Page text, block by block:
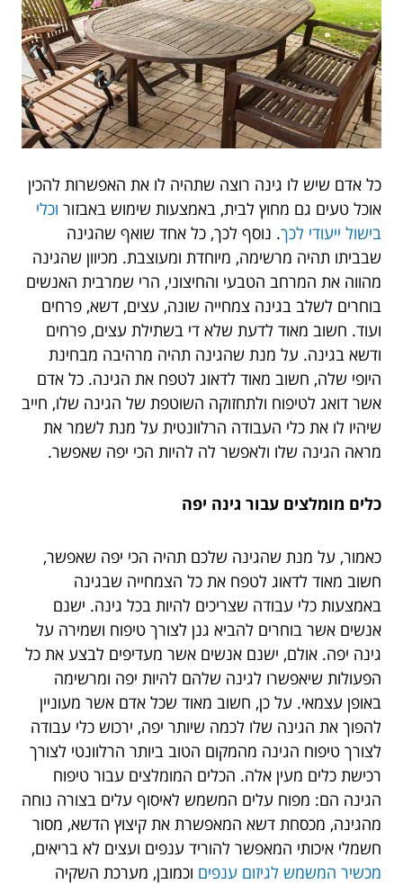
כל אדם שיש לו גינה רוצה שתהיה לו את האפשרות להכין
אוכל טעים גם מחוץ לבית, באמצעות שימוש באבזור וכלי
בישול ייעודי לכך. נוסף לכך, כל אחד שואף שהגינה
שבביתו תהיה מרשימה, מיוחדת ומעוצבת. מכיוון שהגינה
מהווה את המרחב הטבעי והחיצוני, הרי שמרבית האנשים
בוחרים לשלב בגינה צמחייה שונה, עצים, דשא, פרחים
ועוד. חשוב מאוד לדעת שלא די בשתילת עצים, פרחים
ודשא בגינה. על מנת שהגינה תהיה מרהיבה מבחינת
היופי שלה, חשוב מאוד לדאוג לטפח את הגינה. כל אדם
אשר דואג לטיפוח ולתחזוקה השוטפת של הגינה שלו, חייב
שיהיו לו את כלי העבודה הרלוונטית על מנת לשמר את
מראה הגינה שלו ולאפשר לה להיות הכי יפה שאפשר.
כלים מומלצים עבור גינה יפה
כאמור, על מנת שהגינה שלכם תהיה הכי יפה שאפשר,
חשוב מאוד לדאוג לטפח את כל הצמחייה שבגינה
באמצעות כלי עבודה שצריכים להיות בכל גינה. ישנם
אנשים אשר בוחרים להביא גנן לצורך טיפוח ושמירה על
גינה יפה. אולם, ישנם אנשים אשר מעדיפים לבצע את כל
הפעולות שיאפשרו לגינה שלהם להיות יפה ומרשימה
באופן עצמאי. על כן, חשוב מאוד שכל אדם אשר מעוניין
להפוך את הגינה שלו לכמה שיותר יפה, ירכוש כלי עבודה
לצורך טיפוח הגינה מהמקום הטוב ביותר הרלוונטי לצורך
רכישת כלים מעין אלה. הכלים המומלצים עבור טיפוח
הגינה הם: מפוח עלים המשמש לאיסוף עלים בצורה נוחה
מהגינה, מכסחת דשא המאפשרת את קיצוץ הדשא, מסור
חשמלי איכותי המאפשר להוריד ענפים ועצים לא בריאים,
מכשיר המשמש לגיזום ענפים וכמובן, מערכת השקיה